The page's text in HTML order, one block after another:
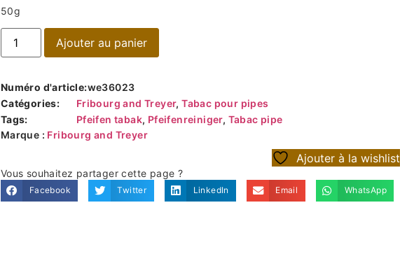
50g
Ajouter au panier
Numéro d'article:we36023
Catégories:
Fribourg and Treyer,Tabac pour pipes
Tags:
Pfeifen tabak, Pfeifenreiniger, Tabac pipe
Marque : Fribourg and Treyer
Ajouter à la wishlist
Vous souhaitez partager cette page ?
Facebook Twitter LinkedIn Email WhatsApp